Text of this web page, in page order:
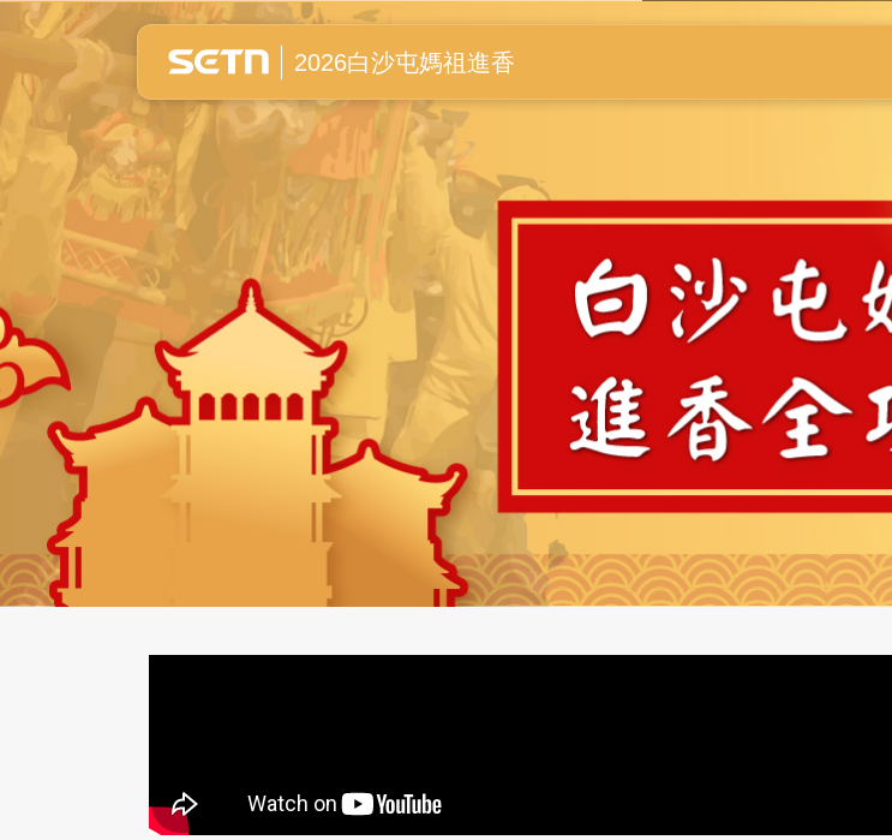
白沙屯媽祖進香全紀錄
2026白沙屯媽祖進香